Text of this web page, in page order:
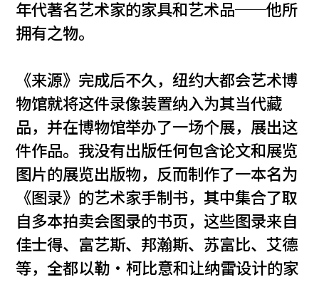
年代著名艺术家的家具和艺术品──他所
拥有之物。
《来源》完成后不久，纽约大都会艺术博
物馆就将这件录像装置纳入为其当代藏
品，并在博物馆举办了一场个展，展出这
件作品。我没有出版任何包含论文和展览
图片的展览出版物，反而制作了一本名为
《图录》的艺术家手制书，其中集合了取
自多本拍卖会图录的书页，这些图录来自
佳士得、富艺斯、邦瀚斯、苏富比、艾德
等，全都以勒‧柯比意和让纳雷设计的家